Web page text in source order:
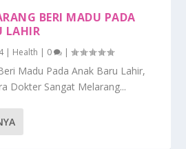
BERI MADU PADA
LAHIR
| Health | 0 |
Madu Pada Anak Baru Lahir,
Dokter Sangat Melarang...